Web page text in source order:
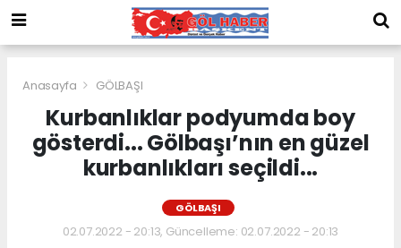
Anasayfa GÖLBAŞI
Kurbanlıklar podyumda boy
gösterdi... Gölbaşı’nın en güzel
kurbanlıkları seçildi...
GÖLBAŞI
02.07.2022 - 20:13, Güncelleme: 02.07.2022 - 20:13